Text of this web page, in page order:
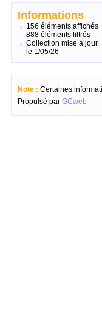
Informations
156 éléments affichés
888 éléments filtrés
Collection mise à jour
le 1/05/26
Note : Certaines
Propulsé par GCweb